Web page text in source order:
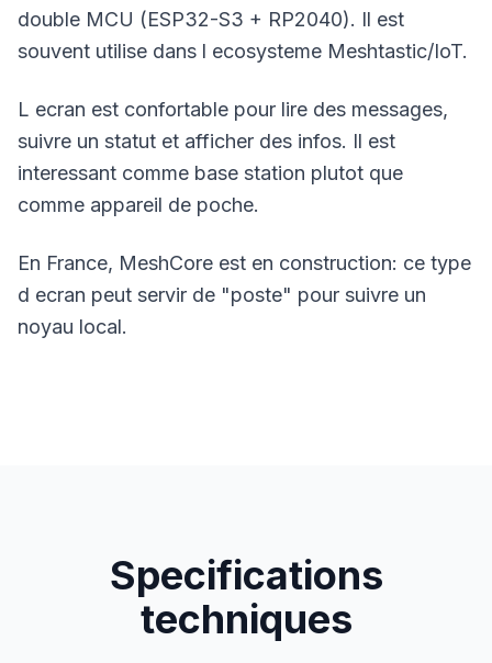
double MCU (ESP32-S3 + RP2040). Il est
souvent utilise dans l ecosysteme Meshtastic/IoT.
L ecran est confortable pour lire des messages,
suivre un statut et afficher des infos. Il est
interessant comme base station plutot que
comme appareil de poche.
En France, MeshCore est en construction: ce type
d ecran peut servir de "poste" pour suivre un
noyau local.
Specifications
techniques